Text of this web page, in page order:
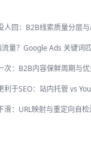
人回：B2B线索质量分层
量？Google Ads 关键词
次：B2B内容保鲜周期与
利于SEO：站内托管 vs
滑：URL映射与重定向自